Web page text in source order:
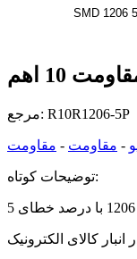
مرجع: R10R1206-5P
- مقاومت -
توضیحات کوتاه:
انبار کالای الکترونیک